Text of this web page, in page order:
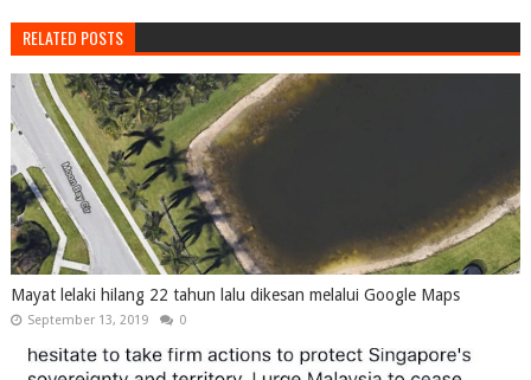
RELATED POSTS
Mayat lelaki hilang 22 tahun lalu dikesan melalui Google Maps
September 13, 2019 0